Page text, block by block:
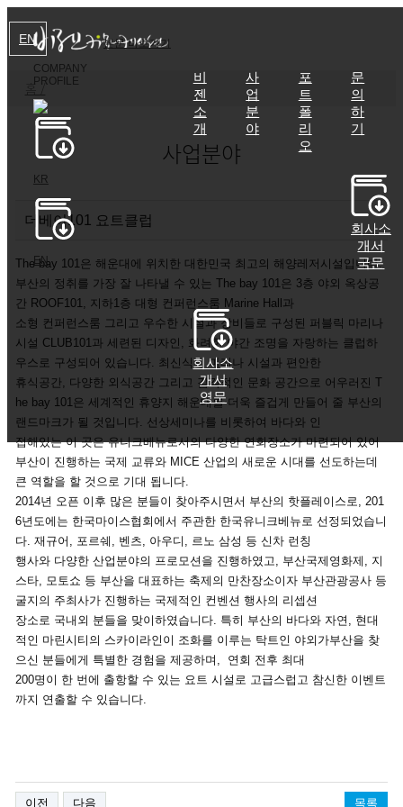
EN 본문 바로가기
비
젠
소
개
사
업
분
야
포
트
폴
리
오
문
의
하
기
회사소
개서
국문
회사소
개서
영문
COMPANY
PROFILE
KR
EN
홈 /
사업분야
더베이101 요트클럽
The bay 101은 해운대에 위치한 대한민국 최고의 해양레저시설입니다.
부산의 정취를 가장 잘 나타낼 수 있는 The bay 101은 3층 야외 옥상공
간 ROOF101, 지하1층 대형 컨퍼런스룸 Marine Hall과
소형 컨퍼런스룸 그리고 우수한 시설과 장비들로 구성된 퍼블릭 마리나
시설 CLUB101과 세련된 디자인, 화려한 야간 조명을 자랑하는 클럽하
우스로 구성되어 있습니다. 최신식의 마리나 시설과 편안한
휴식공간, 다양한 외식공간 그리고 감각적인 문화 공간으로 어우러진 T
he bay 101은 세계적인 휴양지 해운대를 더욱 즐겁게 만들어 줄 부산의
랜드마크가 될 것입니다. 선상세미나를 비롯하여 바다와 인
접해있는 이 곳은 유니크베뉴로서의 다양한 연회장소가 마련되어 있어
부산이 진행하는 국제 교류와 MICE 산업의 새로운 시대를 선도하는데
큰 역할을 할 것으로 기대 됩니다.
2014년 오픈 이후 많은 분들이 찾아주시면서 부산의 핫플레이스로, 201
6년도에는 한국마이스협회에서 주관한 한국유니크베뉴로 선정되었습니
다. 재규어, 포르쉐, 벤츠, 아우디, 르노 삼성 등 신차 런칭
행사와 다양한 산업분야의 프로모션을 진행하였고, 부산국제영화제, 지
스타, 모토쇼 등 부산을 대표하는 축제의 만찬장소이자 부산관광공사 등
굴지의 주최사가 진행하는 국제적인 컨벤션 행사의 리셉션
장소로 국내외 분들을 맞이하였습니다. 특히 부산의 바다와 자연, 현대
적인 마린시티의 스카이라인이 조화를 이루는 탁트인 야외가부산을 찾
으신 분들에게 특별한 경험을 제공하며, 연회 전후 최대
200명이 한 번에 출항할 수 있는 요트 시설로 고급스럽고 참신한 이벤트
까지 연출할 수 있습니다.
이전 다음 목록